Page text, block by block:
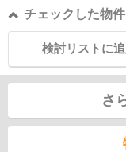
チェックした物
検討リストに
さ